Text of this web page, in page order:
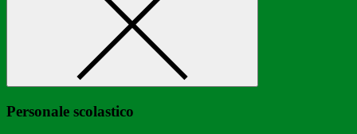
Personale scolastico